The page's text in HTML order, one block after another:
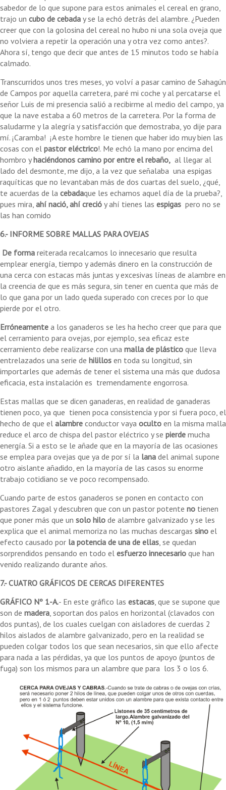
sabedor de lo que supone para estos animales el cereal en grano,
trajo un cubo de cebada y se la echó detrás del alambre. ¿Pueden
creer que con la golosina del cereal no hubo ni una sola oveja que
no volviera a repetir la operación una y otra vez como antes?.
Ahora sí, tengo que decir que antes de 15 minutos todo se había
calmado.
Transcurridos unos tres meses, yo volví a pasar camino de Sahagún
de Campos por aquella carretera, paré mi coche y al percatarse el
señor Luis de mi presencia salió a recibirme al medio del campo, ya
que la nave estaba a 60 metros de la carretera. Por la forma de
saludarme y la alegría y satisfacción que demostraba, yo dije para
mí. ¡Caramba! ¡A este hombre le tienen que haber ido muy bien las
cosas con el pastor eléctrico!. Me echó la mano por encima del
hombro yhaciéndonos camino por entre el rebaño, al llegar al
lado del desmonte, me dijo, a la vez que señalaba una espigas
raquíticas que no levantaban más de dos cuartas del suelo, ¿qué,
te acuerdas de la cebadaque les echamos aquel día de la prueba?,
pues mira, ahí nació, ahí creció y ahí tienes las espigas pero no se
las han comido
6.- INFORME SOBRE MALLAS PARA OVEJAS
De forma reiterada recalcamos lo innecesario que resulta
emplear energía, tiempo y además dinero en la construcción de
una cerca con estacas más juntas y excesivas líneas de alambre en
la creencia de que es más segura, sin tener en cuenta que más de
lo que gana por un lado queda superado con creces por lo que
pierde por el otro.
Erróneamente a los ganaderos se les ha hecho creer que para que
el cerramiento para ovejas, por ejemplo, sea eficaz este
cerramiento debe realizarse con una malla de plástico que lleva
entrelazados una serie de hilillos en toda su longitud, sin
importarles que además de tener el sistema una más que dudosa
eficacia, esta instalación es tremendamente engorrosa.
Estas mallas que se dicen ganaderas, en realidad de ganaderas
tienen poco, ya que tienen poca consistencia y por si fuera poco, el
hecho de que el alambre conductor vaya oculto en la misma malla
reduce el arco de chispa del pastor eléctrico y se pierde mucha
energía. Si a esto se le añade que en la mayoría de las ocasiones
se emplea para ovejas que ya de por sí la lana del animal supone
otro aislante añadido, en la mayoría de las casos su enorme
trabajo cotidiano se ve poco recompensado.
Cuando parte de estos ganaderos se ponen en contacto con
pastores Zagal y descubren que con un pastor potente no tienen
que poner más que un solo hilo de alambre galvanizado y se les
explica que el animal memoriza no las muchas descargas sino el
efecto causado por la potencia de una de ellas, se quedan
sorprendidos pensando en todo el esfuerzo innecesario que han
venido realizando durante años.
7.- CUATRO GRÁFICOS DE CERCAS DIFERENTES
GRÁFICO Nº 1-A.- En este gráfico las estacas, que se supone que
son de madera, soportan dos palos en horizontal (clavados con
dos puntas), de los cuales cuelgan con aisladores de cuerdas 2
hilos aislados de alambre galvanizado, pero en la realidad se
pueden colgar todos los que sean necesarios, sin que ello afecte
para nada a las pérdidas, ya que los puntos de apoyo (puntos de
fuga) son los mismos para un alambre que para los 3 o los 6.